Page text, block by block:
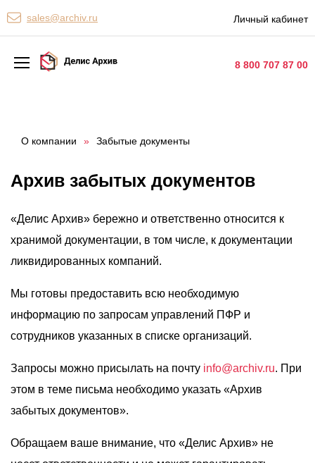
sales@archiv.ru Личный кабинет
8 800 707 87 00
Персональные сервисы
Хранение документов
Сканирование документов
Цифровые услуги
Документооборот
О компании
Реализованные проекты
О компании » Забытые документы
Архив забытых документов
«Делис Архив» бережно и ответственно относится к
хранимой документации, в том числе, к документации
ликвидированных компаний.
Мы готовы предоставить всю необходимую
информацию по запросам управлений ПФР и
сотрудников указанных в списке организаций.
Запросы можно присылать на почту info@archiv.ru. При
этом в теме письма необходимо указать «Архив
забытых документов».
Обращаем ваше внимание, что «Делис Архив» не